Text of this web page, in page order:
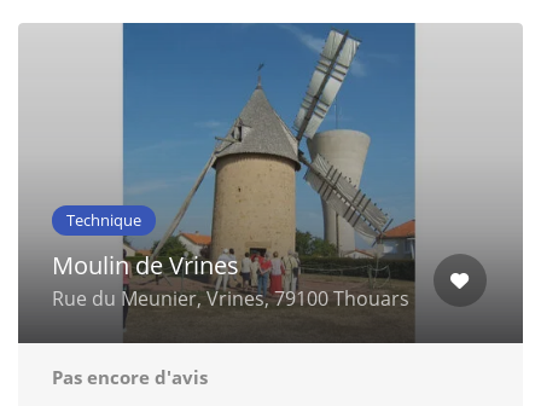
Technique
Moulin de Vrines
Rue du Meunier, Vrines, 79100 Thouars
Pas encore d'avis